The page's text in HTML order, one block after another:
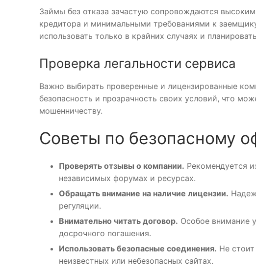
Займы без отказа зачастую сопровождаются
кредитора и минимальными требованиями к
использовать только в крайних случаях и
Проверка легальности сервиса
Важно выбирать проверенные и лицензированные
безопасность и прозрачность своих условий, что
мошенничеству.
Советы по безопасному
Проверять отзывы о компании. Рекомендуется
независимых форумах и ресурсах.
Обращать внимание на наличие лицензии.
регуляции.
Внимательно читать договор. Особое внимание
досрочного погашения.
Использовать безопасные соединения. Не
неизвестных или небезопасных сайтах.